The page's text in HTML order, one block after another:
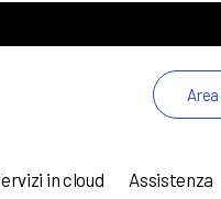
in cloud Assistenza